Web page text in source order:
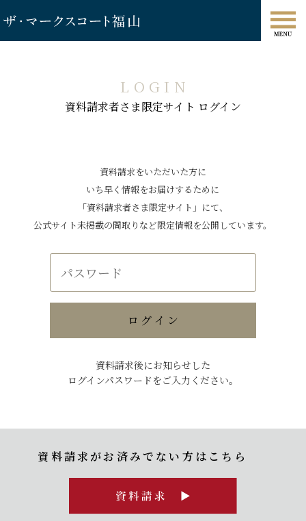
LOGIN
資料請求者さま限定サイト ログイン
資料請求をいただいた方に
いち早く情報をお届けするために
「資料請求者さま限定サイト」にて、
公式サイト未掲載の間取りなど限定情報を公開しています。
資料請求後にお知らせした
ログインパスワードをご入力ください。
資料請求がお済みでない方はこちら